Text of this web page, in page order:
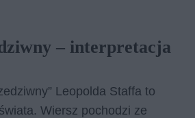
– interpretacja
Leopolda Staffa to
Wiersz pochodzi ze